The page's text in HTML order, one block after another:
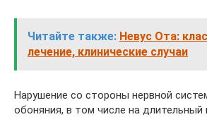
Читайте также: Невус Ота:
лечение, клинические случаи
Нарушение со стороны нервной
обоняния, в том числе на длительный